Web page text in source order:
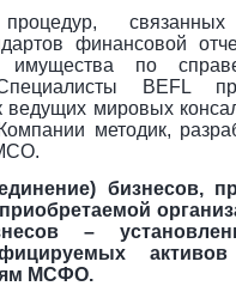
финансовой
имущества по
BEFL
ведущих мировых
методик,
бизнесов,
–
МСФО.